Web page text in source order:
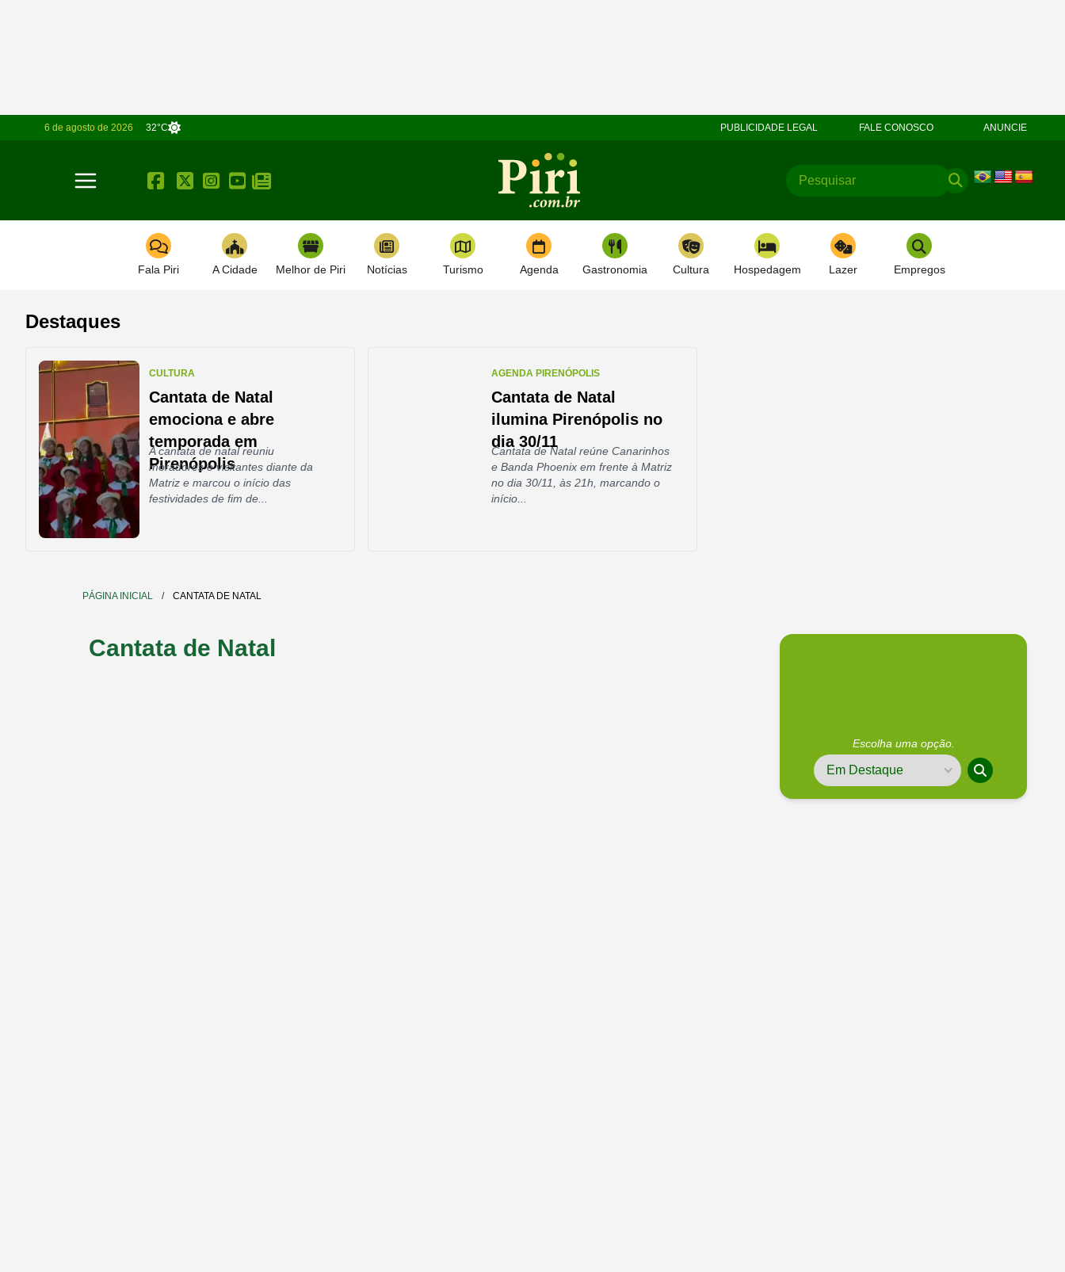
6 de agosto de 2026 32°C PUBLICIDADE LEGAL FALE CONOSCO ANUNCIE
Toggle navigation
Fala Piri A Cidade Melhor de Piri Notícias Turismo Agenda Gastronomia Cultura Hospedagem Lazer Empregos
Destaques
CULTURA
Cantata de Natal
emociona e abre
temporada em
Pirenópolis
A cantata de natal reuniu
moradores e visitantes diante da
Matriz e marcou o início das
festividades de fim de...
AGENDA PIRENÓPOLIS
Cantata de Natal
ilumina Pirenópolis no
dia 30/11
Cantata de Natal reúne Canarinhos
e Banda Phoenix em frente à Matriz
no dia 30/11, às 21h, marcando o
início...
PÁGINA INICIAL / CANTATA DE NATAL
Cantata de Natal
Escolha uma opção.